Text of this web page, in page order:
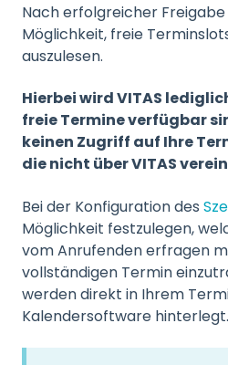
Nach erfolgreicher Freigabe
Möglichkeit, freie
auszulesen.
Hierbei wird VITAS
freie Termine verfügbar
keinen Zugriff auf Ihre
die nicht über VITAS
Bei der Konfiguration des
Möglichkeit festzulegen,
vom Anrufenden erfragen
vollständigen Termin
werden direkt in Ihrem
Kalendersoftware hinterlegt.